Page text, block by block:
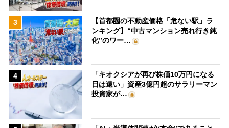
3
【首都圏の不動産価格「危ない駅」ラ
ンキング】“中古マンション売れ行き鈍
化”のワー…
4
「キオクシアが再び株価10万円になる
日は遠い」資産3億円超のサラリーマン
投資家が…